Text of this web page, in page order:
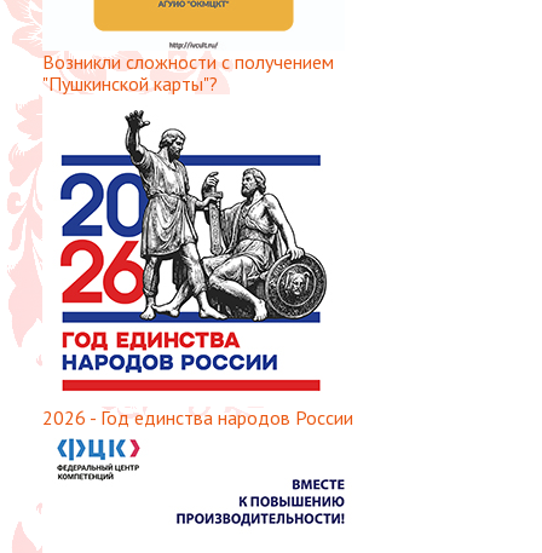
Возникли сложности с получением
"Пушкинской карты"?
2026 - Год единства народов России